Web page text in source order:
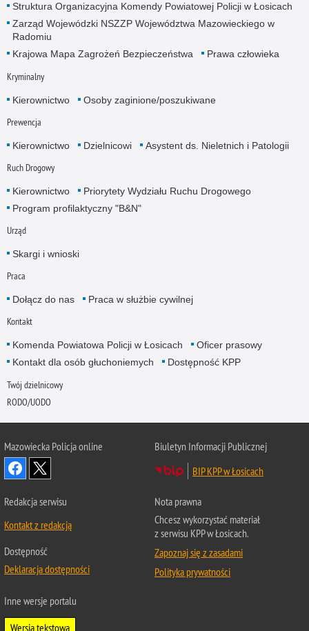
Struktura Organizacyjna Komendy Powiatowej Policji w Łosicach
Zarząd Wojewódzki NSZZP Województwa Mazowieckiego w
Radomiu
Krajowa Mapa Zagrożeń Bezpieczeństwa
Prawa człowieka
Kryminalny
Kierownictwo Osoby zaginione/poszukiwane
Prewencja
Kierownictwo Dzielnicowi Asystent ds. Nieletnich i Patologii
Ruch Drogowy
Kierownictwo
Priorytety Wydziału Ruchu Drogowego
Program profilaktyczny "B&N"
Urząd
Skargi i wnioski
Praca
Dołącz do nas Praca w służbie cywilnej
Kontakt
Komenda Powiatowa Policji w Łosicach
Oficer prasowy
Kontakt dla osób głuchoniemych
Dostępność KPP
Twój dzielnicowy
RODO/UODO
Mazowiecka Policja online
Biuletyn Informacji Publicznej
BIP KPP w Łosicach
Redakcja serwisu
Kontakt z redakcją
Dostępność
Deklaracja dostępności
Nota prawna
Chcesz wykorzystać materiał
z serwisu KPP w Łosicach.
Zapoznaj się z zasadami
Polityka prywatności
Inne wersje portalu
Wersja tekstowa